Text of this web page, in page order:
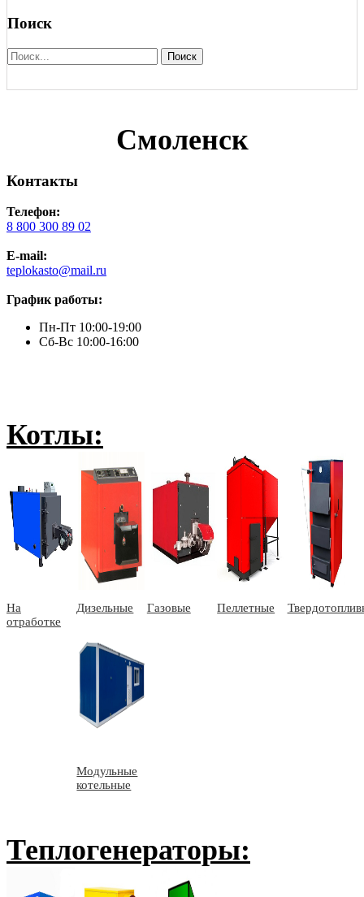
Поиск
Поиск
Смоленск
Контакты
Телефон:
8 800 300 89 02
E-mail:
teplokasto@mail.ru
График работы:
Пн-Пт 10:00-19:00
Сб-Вс 10:00-16:00
Котлы:
На
отработке
Дизельные Газовые Пеллетные
Модульные
котельные
Теплогенераторы: